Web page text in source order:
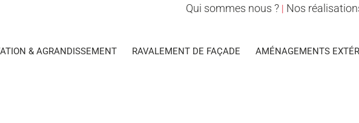
Qui sommes nous ? | Nos
& AGRANDISSEMENT RAVALEMENT DE FAÇADE AMÉNAGEMENTS